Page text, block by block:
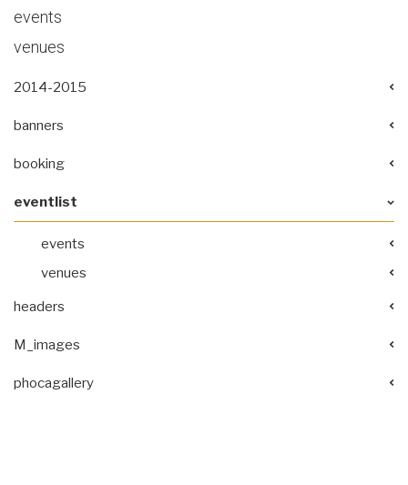
events
venues
2014-2015
banners
booking
eventlist
events
venues
headers
M_images
phocagallery